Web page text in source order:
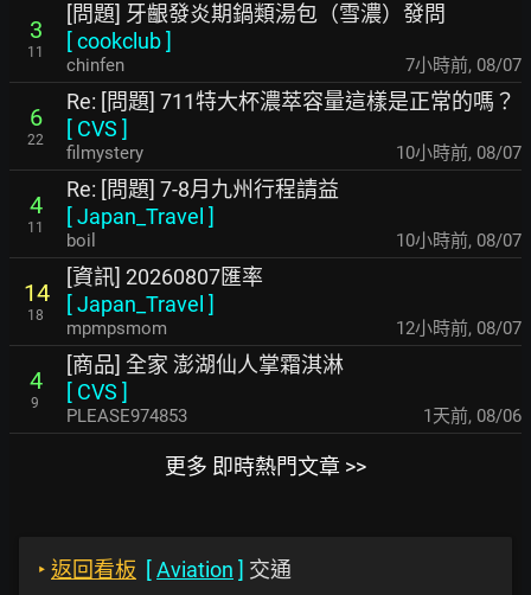
3
11
[問題] 牙齦發炎期鍋類湯包（雪濃）發問
[cookclub]
chinfen 7小時前, 08/07
6
22
Re: [問題] 711特大杯濃萃容量這樣是正常的嗎？
[ CVS ]
filmystery 10小時前, 08/07
4
11
Re: [問題] 7-8月九州行程請益
[Japan_Travel ]
boil 10小時前, 08/07
14
18
[資訊] 20260807匯率
[Japan_Travel ]
mpmpsmom 12小時前, 08/07
4
9
[商品] 全家 澎湖仙人掌霜淇淋
[ CVS ]
PLEASE974853 1天前, 08/06
更多 即時熱門文章 >>
‣ 返回看板 [Aviation ] 交通